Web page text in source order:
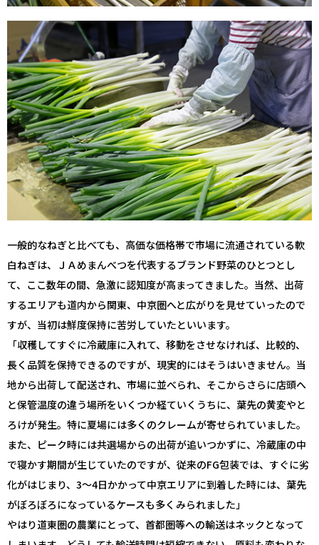
一般的なねぎと比べても、高価な価格帯で市場に流通されている軟
白ねぎは、ＪＡめまんべつを代表するブランド野菜のひとつとし
て、ここ数年の間、急激に認知度が高まってきました。当然、出荷
するエリアも道内から関東、中京圏へと広がりを見せていったので
すが、当初は鮮度保持に苦労していたといいます。
「収穫してすぐに冷蔵庫に入れて、移動をさせなければ、比較的、
長く品質を保持できるのですが、現実的にはそうはいきません。当
地から出荷して配送され、市場に並べられ、そこからさらに店頭へ
と保管温度の違う場所をいくつか経ていくうちに、葉先の黄変やと
ろけが発生。特に夏場には多くのクレームが寄せられていました。
また、ピーク時には共選場からの出荷が追いつかずに、冷蔵庫の中
で寝かす期間が生じていたのですが、従来のFG包装では、すぐに劣
化がはじまり、3～4日かかって中京エリアに到着した時には、葉先
がぼろぼろになっているケースも多くみられました」
やはり道東圏の農業にとって、首都圏等への輸送はネックとなって